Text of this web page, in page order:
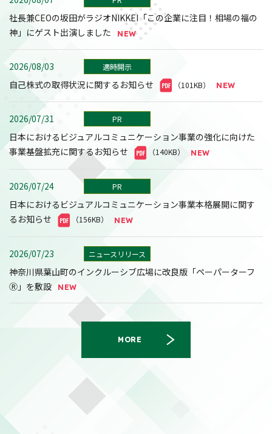
社長兼CEOの坂田がラジオNIKKEI「この企業に注目！相場の福の
神」にゲスト出演しました
2026/08/03 適時開示
自己株式の取得状況に関するお知らせ （101KB）
2026/07/31 PR
日本におけるビジュアルコミュニケーション事業の強化に向けた
事業基盤拡充に関するお知らせ
（140KB）
2026/07/24 PR
日本におけるビジュアルコミュニケーション事業本格展開に関す
るお知らせ
（156KB）
2026/07/23 ニュースリリース
神奈川県葉山町のインクルーシブ広場に改良版「ペーパーターフ
Ⓡ」を敷設
MORE
2027年３月期第１四半期決算短信〔日本基準〕(連結)